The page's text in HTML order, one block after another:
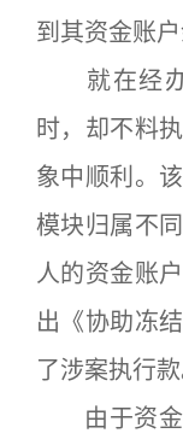
到其资金账
就在经办
时，却不料
象中顺利。
模块归属不
人的资金账
出《协助冻
了涉案执行款
由于资金